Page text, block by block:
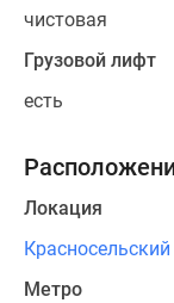
чистовая
Грузовой лифт
есть
Локация
Красносельский
Метро